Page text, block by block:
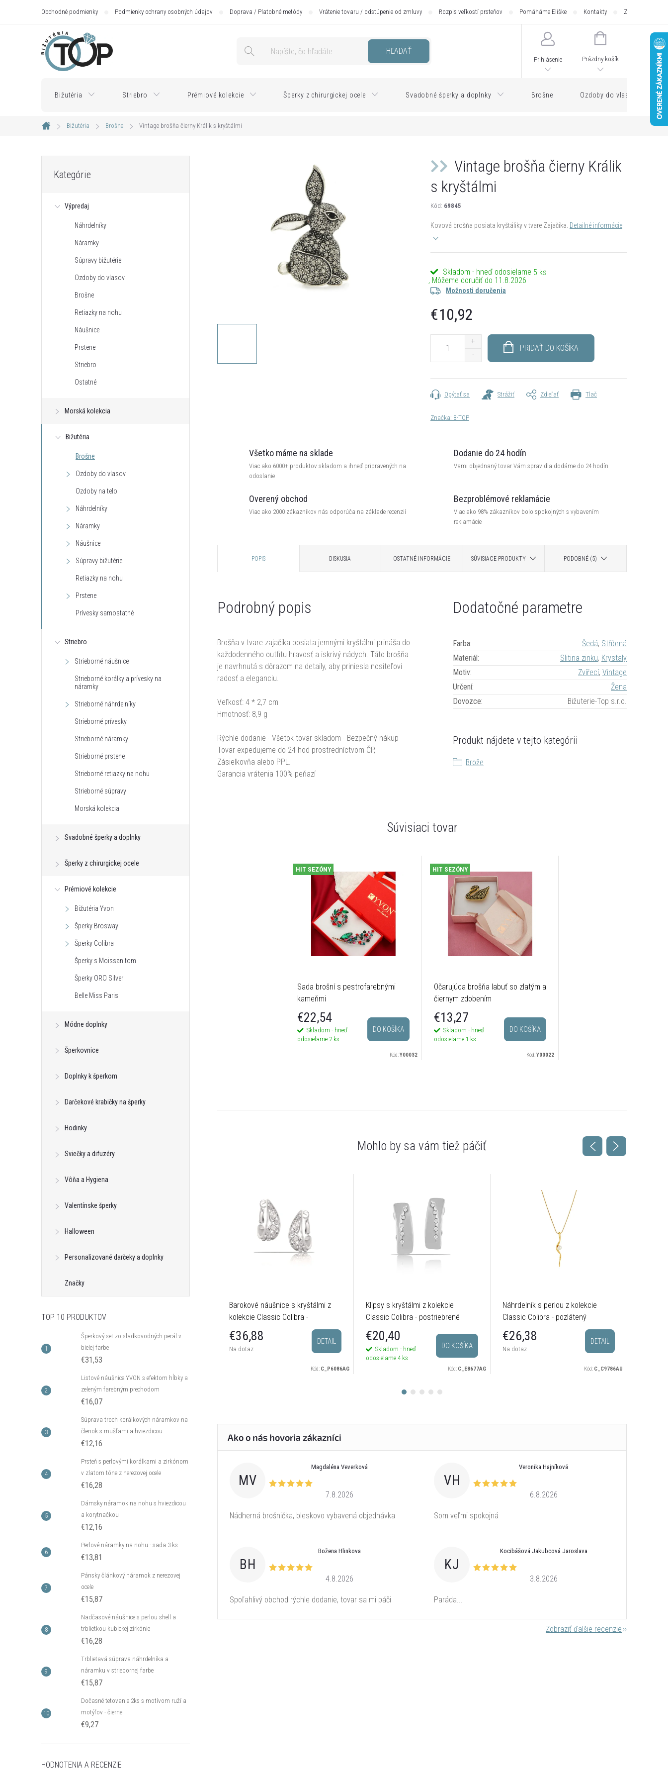
Obchodné podmienky Podmienky ochrany osobných údajov Doprava / Platobné metódy Vrátenie tovaru / odstúpenie od zmluvy Rozpis veľkostí prsteňov Pomáháme Eliške Kontakty Zásilkovna -
HĽADAŤ
Prihlásenie
NÁKUPNÝ
Prázdny košík
Bižutéria Striebro Prémiové kolekcie Šperky z chirurgickej ocele Svadobné šperky a doplnky Brošne Ozdoby do vlasov
Domov
Bižutéria Brošne Vintage brošňa čierny Králik s kryštálmi
kategórie
Kategórie
Výpredaj
Náhrdelníky
Náramky
Súpravy bižutérie
Ozdoby do vlasov
Brošne
Retiazky na nohu
Náušnice
Prstene
Striebro
Ostatné
Morská kolekcia
Bižutéria
Brošne
Ozdoby do vlasov
Ozdoby na telo
Náhrdelníky
Náramky
Náušnice
Súpravy bižutérie
Retiazky na nohu
Prstene
Prívesky samostatné
Striebro
Strieborné náušnice
Strieborné korálky a prívesky na
náramky
Strieborné náhrdelníky
Strieborné prívesky
Strieborné náramky
Strieborné prstene
Strieborné retiazky na nohu
Strieborné súpravy
Morská kolekcia
Svadobné šperky a doplnky
Šperky z chirurgickej ocele
Prémiové kolekcie
Bižutéria Yvon
Šperky Brosway
Šperky Colibra
Šperky s Moissanitom
Šperky ORO Silver
Belle Miss Paris
Módne doplnky
Šperkovnice
Doplnky k šperkom
Darčekové krabičky na šperky
Hodinky
Sviečky a difuzéry
Vôňa a Hygiena
Valentínske šperky
Halloween
Personalizované darčeky a doplnky
Značky
TOP 10 PRODUKTOV
Šperkový set zo sladkovodných perál v
bielej farbe
€31,53
Listové náušnice YVON s efektom hĺbky a
zeleným farebným prechodom
€16,07
Súprava troch korálkových náramkov na
členok s mušľami a hviezdicou
€12,16
Prsteň s perlovými korálkami a zirkónom
v zlatom tóne z nerezovej ocele
€16,28
Dámsky náramok na nohu s hviezdicou
a korytnačkou
€12,16
Perlové náramky na nohu - sada 3 ks
€13,81
Pánsky článkový náramok z nerezovej
ocele
€15,87
Nadčasové náušnice s perlou shell a
trblietkou kubickej zirkónie
€16,28
Trblietavá súprava náhrdelníka a
náramku v striebornej farbe
€15,87
Dočasné tetovanie 2ks s motívom ruží a
motýľov - čierne
€9,27
HODNOTENIA A RECENZIE
Vintage brošňa čierny Králik
s kryštálmi
Kód: 69845
Kovová brošňa posiata kryštáliky v tvare Zajačika. Detailné informácie
Skladom - hneď odosielame 5 ks
11.8.2026
Možnosti doručenia
€10,92
PRIDAŤ DO KOŠÍKA
Tlač
Opýtať sa Strážiť Zdieľať
Značka: B-TOP
Všetko máme na sklade
Viac ako 6000+ produktov skladom a ihneď pripravených na
odoslanie
Dodanie do 24 hodín
Vami objednaný tovar Vám spravidla dodáme do 24 hodín
Overený obchod
Viac ako 2000 zákazníkov nás odporúča na základe recenzií
Bezproblémové reklamácie
Viac ako 98% zákazníkov bolo spokojných s vybavením
reklamácie
POPIS DISKUSIA OSTATNÉ INFORMÁCIE SÚVISIACE PRODUKTY PODOBNÉ (5)
Podrobný popis
Brošňa v tvare zajačika posiata jemnými kryštálmi prináša do
každodenného outfitu hravosť a iskrivý nádych. Táto brošňa
je navrhnutá s dôrazom na detaily, aby priniesla nositeľovi
radosť a eleganciu.
Veľkosť: 4 * 2,7 cm
Hmotnosť: 8,9 g
Rýchle dodanie · Všetok tovar skladom · Bezpečný nákup
Tovar expedujeme do 24 hod prostredníctvom ČP,
Zásielkovňa alebo PPL.
Garancia vrátenia 100% peňazí
Dodatočné parametre
Farba: Šedá, Stříbrná
Materiál: Slitina zinku, Krystaly
Motiv: Zvířecí, Vintage
Určení:
Žena
Dovozce: Bižuterie-Top s.r.o.
Produkt nájdete v tejto kategórii
Brože
Súvisiaci tovar
HIT SEZÓNY
Sada brošní s pestrofarebnými
kameňmi
€22,54
Skladom - hneď
odosielame 2 ks
DO KOŠÍKA
Kód:Y00032
HIT SEZÓNY
Očarujúca brošňa labuť so zlatým a
čiernym zdobením
€13,27
Skladom - hneď
odosielame 1 ks
DO KOŠÍKA
Kód:Y00022
DO KOŠÍKA
Colibra - postriebrené
€16,28
Skladom - hneď
odosielame
Barokové náušnice s kryštálmi z
kolekcie Classic Colibra -
postriebrené
€36,88
Na dotaz
DETAIL
Kód: C_P6086AG
Klipsy s kryštálmi z kolekcie
Classic Colibra - postriebrené
€20,40
Skladom - hneď
odosielame 4 ks
DO KOŠÍKA
Kód: C_E8677AG
Náhrdelník s perlou z kolekcie
Classic Colibra - pozlátený
€26,38
Na dotaz
DETAIL
Kód: C_C9786AU
MV
Magdaléna Veverková
7.8.2026
Nádherná brošnička, bleskovo vybavená objednávka
VH
Veronika Hajníková
6.8.2026
Som veľmi spokojná
BH
Božena Hlinkova
4.8.2026
Spoľahlivý obchod rýchle dodanie, tovar sa mi páči
KJ
Kocibášová Jakubcová Jaroslava
3.8.2026
Paráda...
Zobraziť ďalšie recenzie